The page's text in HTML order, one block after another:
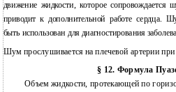
движение жидкости, которое сопровождается
приводит к дополнительной работе сердца.
быть использован для диагностирования
Шум прослушивается на плечевой артерии
§ 12. Формула
Объем жидкости, протекающей по